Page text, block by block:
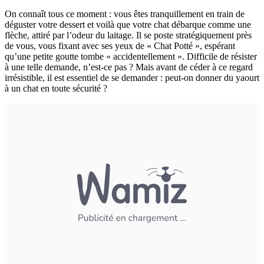
On connaît tous ce moment : vous êtes tranquillement en train de
déguster votre dessert et voilà que votre chat débarque comme une
flèche, attiré par l’odeur du laitage. Il se poste stratégiquement près
de vous, vous fixant avec ses yeux de « Chat Potté », espérant
qu’une petite goutte tombe « accidentellement ». Difficile de résister
à une telle demande, n’est-ce pas ? Mais avant de céder à ce regard
irrésistible, il est essentiel de se demander : peut-on donner du yaourt
à un chat en toute sécurité ?